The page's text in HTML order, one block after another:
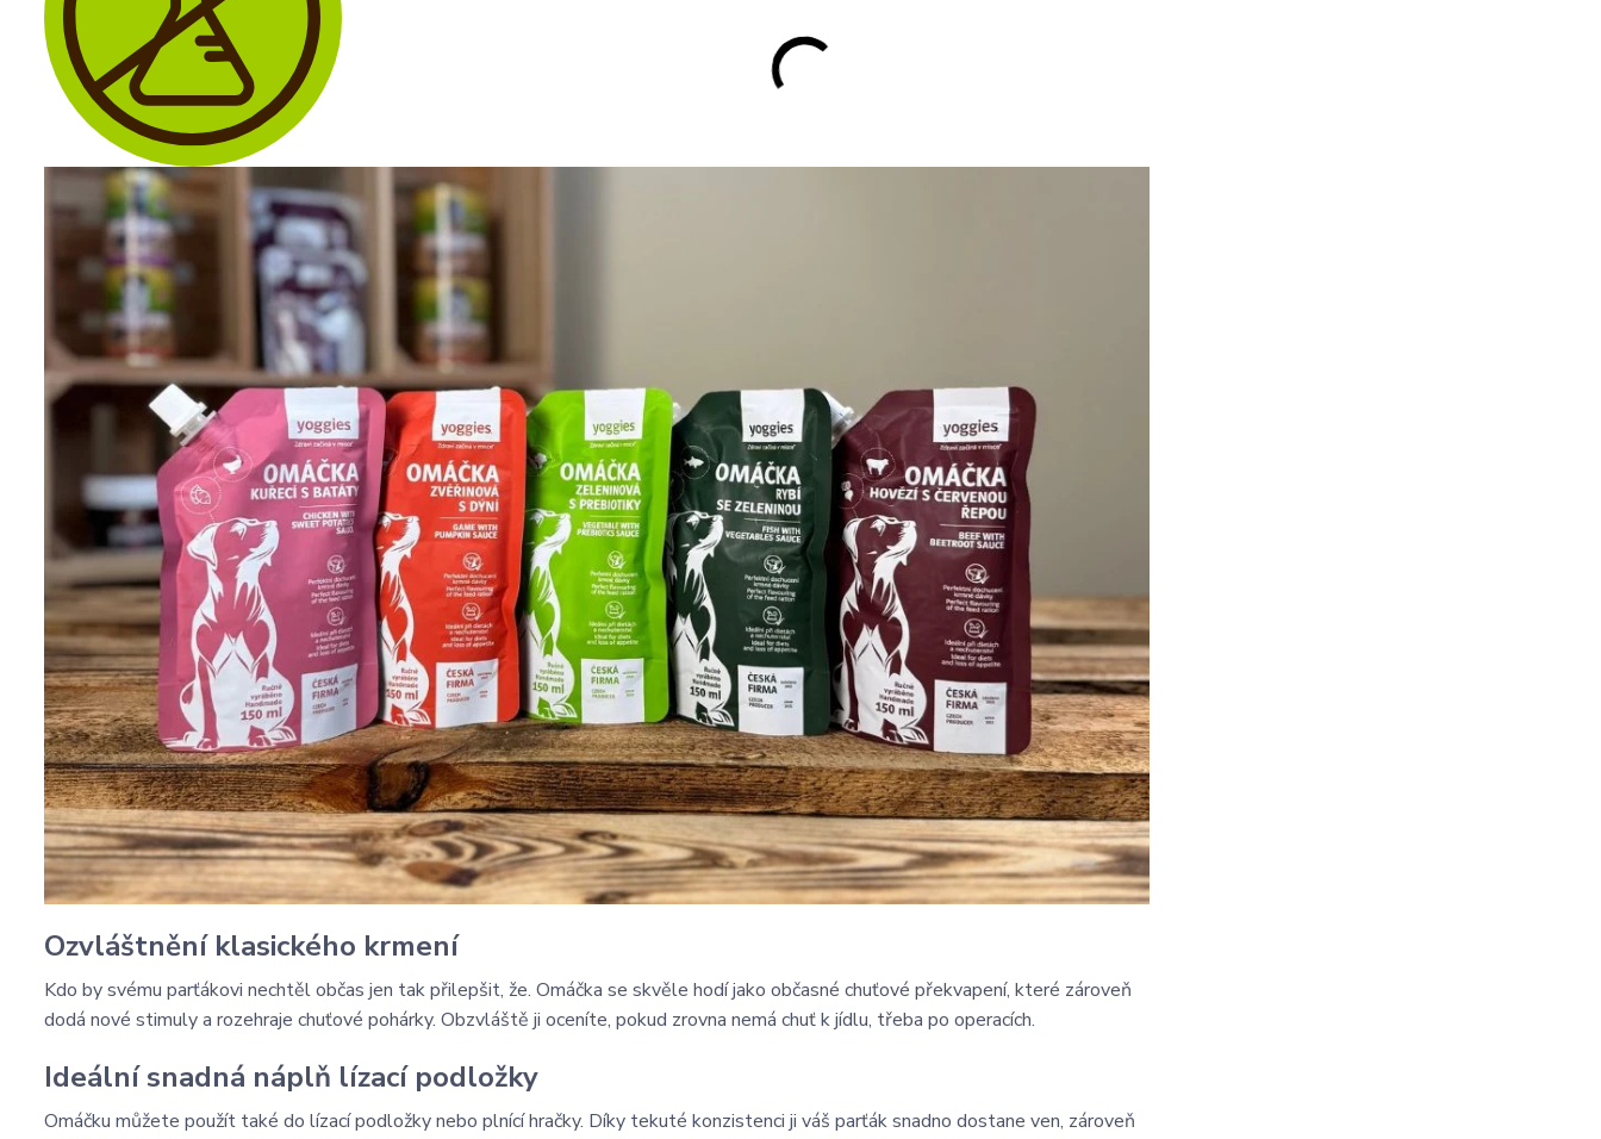
Ozvláštnění klasického krmení
Kdo by svému parťákovi nechtěl občas jen tak přilepšit, že. Omáčka se skvěle hodí jako občasné chuťové překvapení, které zároveň
dodá nové stimuly a rozehraje chuťové pohárky. Obzvláště ji oceníte, pokud zrovna nemá chuť k jídlu, třeba po operacích.
Ideální snadná náplň lízací podložky
Omáčku můžete použít také do lízací podložky nebo plnící hračky. Díky tekuté konzistenci ji váš parťák snadno dostane ven, zároveň